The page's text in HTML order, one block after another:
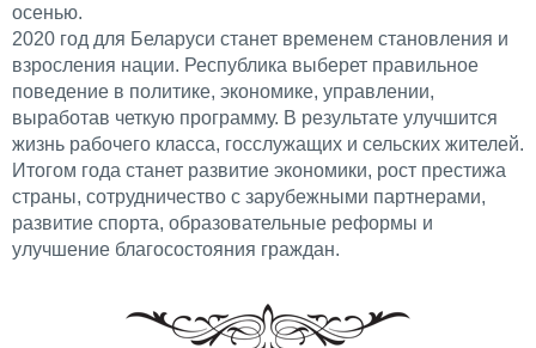
осенью.
2020 год для Беларуси станет временем становления и
взросления нации. Республика выберет правильное
поведение в политике, экономике, управлении,
выработав четкую программу. В результате улучшится
жизнь рабочего класса, госслужащих и сельских жителей.
Итогом года станет развитие экономики, рост престижа
страны, сотрудничество с зарубежными партнерами,
развитие спорта, образовательные реформы и
улучшение благосостояния граждан.